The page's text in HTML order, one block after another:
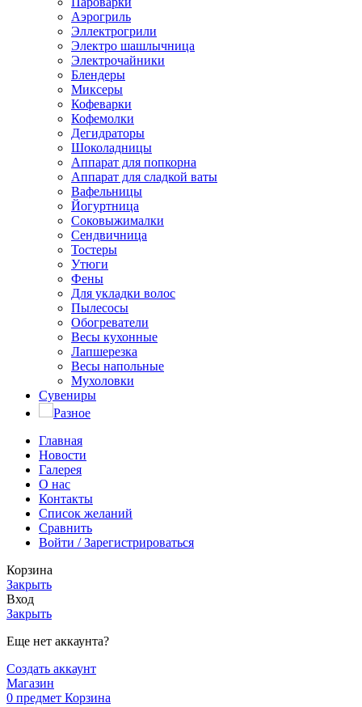
Аэрогриль
Эллектрогрили
Электро шашлычница
Электрочайники
Блендеры
Миксеры
Кофеварки
Кофемолки
Дегидраторы
Шоколадницы
Аппарат для попкорна
Аппарат для сладкой ваты
Вафельницы
Йогуртница
Соковыжималки
Сендвичница
Тостеры
Утюги
Фены
Для укладки волос
Пылесосы
Обогреватели
Весы кухонные
Лапшерезка
Весы напольные
Мухоловки
Сувениры
Разное
Главная
Новости
Галерея
О нас
Контакты
Список желаний
Сравнить
Войти / Зарегистрироваться
Корзина
Закрыть
Вход
Закрыть
Еще нет аккаунта?
Создать аккаунт
Магазин
0 предмет Корзина